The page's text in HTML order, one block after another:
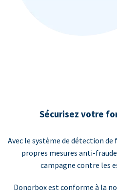
Sécurisez votre
Avec le système de détection de
propres mesures anti-
campagne contre les
Donorbox est conforme à la